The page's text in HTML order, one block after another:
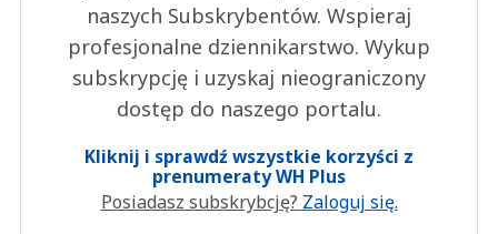
naszych Subskrybentów. Wspieraj
profesjonalne dziennikarstwo. Wykup
subskrypcję i uzyskaj nieograniczony
dostęp do naszego portalu.
Kliknij i sprawdź wszystkie korzyści z
prenumeraty WH Plus
Posiadasz subskrybcję? Zaloguj się.